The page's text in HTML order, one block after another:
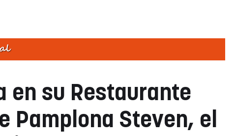
en su Restaurante
Pamplona Steven, el